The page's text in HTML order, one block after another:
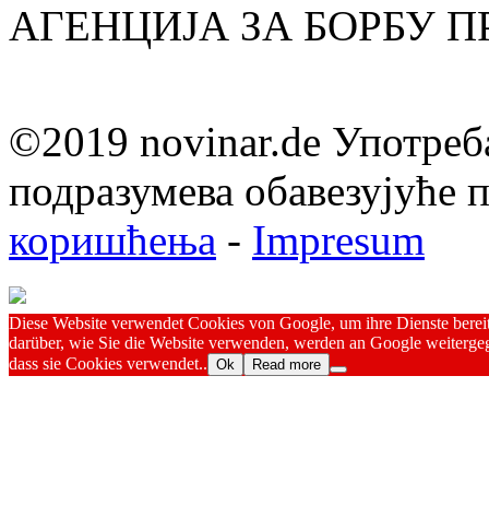
АГЕНЦИЈА ЗА БОРБУ
©2019 novinar.de
подразумева обавезујуће
коришћења - Impresum
Diese Website verwendet Cookies von Google, um ihre Dienste
darüber, wie Sie die Website verwenden, werden an Google
dass sie Cookies verwendet.. Ok Read more